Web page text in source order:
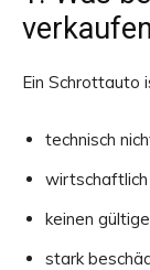
Ein Schrottauto
technisch
keinen
stark